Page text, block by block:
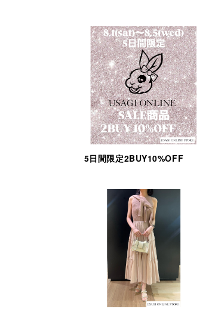
5日間限定2BUY10%OFF